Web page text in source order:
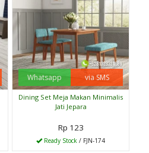
Whatsapp via SMS
Dining Set Meja Makan Minimalis
Jati Jepara
Rp 123
Ready Stock / FJN-174